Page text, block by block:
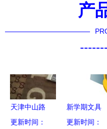
产
天津中山路
办公与文化
更新时间：
新学期文具
整理课 用
更新时间：